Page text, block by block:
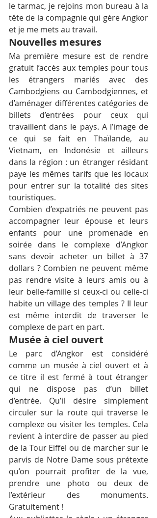
le tarmac, je rejoins mon bureau à la
tête de la compagnie qui gère Angkor
et je me mets au travail.
Nouvelles mesures
Ma première mesure est de rendre
gratuit l’accès aux temples pour tous
les étrangers mariés avec des
Cambodgiens ou Cambodgiennes, et
d’aménager différentes catégories de
billets d’entrées pour ceux qui
travaillent dans le pays. A l’image de
ce qui se fait en Thaïlande, au
Vietnam, en Indonésie et ailleurs
dans la région : un étranger résidant
paye les mêmes tarifs que les locaux
pour entrer sur la totalité des sites
touristiques.
Combien d’expatriés ne peuvent pas
accompagner leur épouse et leurs
enfants pour une promenade en
soirée dans le complexe d’Angkor
sans devoir acheter un billet à 37
dollars ? Combien ne peuvent même
pas rendre visite à leurs amis ou à
leur belle-famille si ceux-ci ou celle-ci
habite un village des temples ? Il leur
est même interdit de traverser le
complexe de part en part.
Musée à ciel ouvert
Le parc d’Angkor est considéré
comme un musée à ciel ouvert et à
ce titre il est fermé à tout étranger
qui ne dispose pas d’un billet
d’entrée. Qu’il désire simplement
circuler sur la route qui traverse le
complexe ou visiter les temples. Cela
revient à interdire de passer au pied
de la Tour Eiffel ou de marcher sur le
parvis de Notre Dame sous prétexte
qu’on pourrait profiter de la vue,
prendre une photo ou deux de
l’extérieur des monuments.
Gratuitement !